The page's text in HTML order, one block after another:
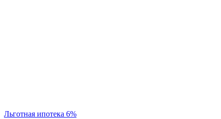
Льготная ипотека 6%